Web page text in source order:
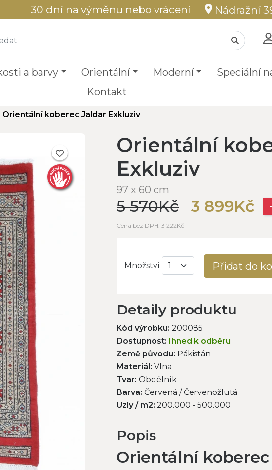
30 dní na výměnu nebo vrácení Nádražní
a barvy Orientální Moderní Speciální
Kontakt
Orientální koberec Jaldar Exkluziv
Orientální
Exkluziv
97 x 60 cm
5 570Kč 3 899Kč
Cena bez DPH: 3 222Kč
Množství Přidat do
Detaily produktu
Kód výrobku: 200085
Dostupnost:
Ihned k odběru
Země původu: Pákistán
Materiál: Vlna
Tvar: Obdélník
Barva: Červená / Červenožlutá
Uzly / m2: 200.000 - 500.000
Popis
Orientální